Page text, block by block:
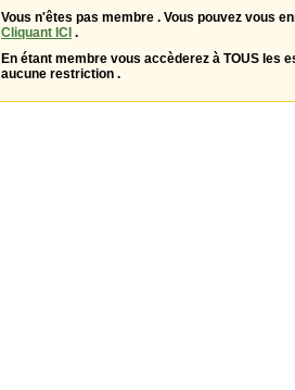
Vous n'êtes pas membre . Vous pouvez vous
Cliquant ICI .
En étant membre vous accèderez à TOUS les
aucune restriction .